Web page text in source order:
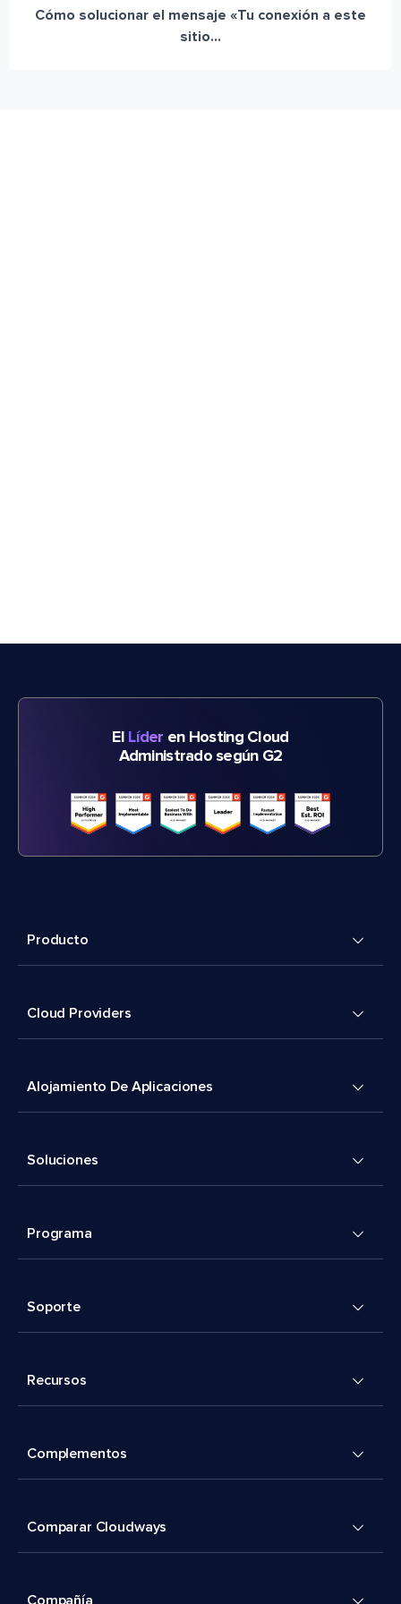
Cómo solucionar el mensaje «Tu conexión a este
sitio...
El Líder en Hosting Cloud
Administrado según G2
Producto
Cloud Providers
Alojamiento De Aplicaciones
Soluciones
Programa
Soporte
Recursos
Complementos
Comparar Cloudways
Compañía